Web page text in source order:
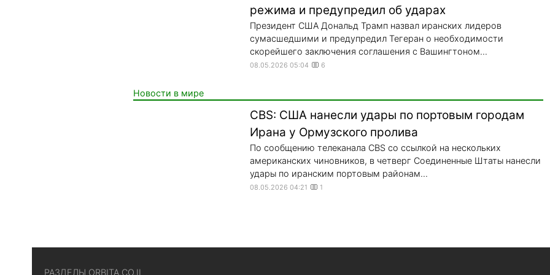
режима и предупредил об ударах
Президент США Дональд Трамп назвал иранских лидеров
сумасшедшими и предупредил Тегеран о необходимости
скорейшего заключения соглашения с Вашингтоном...
08.05.2026 05:04 6
Новости в мире
CBS: США нанесли удары по портовым городам
Ирана у Ормузского пролива
По сообщению телеканала CBS со ссылкой на нескольких
американских чиновников, в четверг Соединенные Штаты нанесли
удары по иранским портовым районам...
08.05.2026 04:21 1
РАЗДЕЛЫ ORBITA.CO.IL